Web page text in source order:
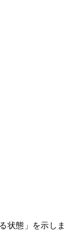
状態」を示しま